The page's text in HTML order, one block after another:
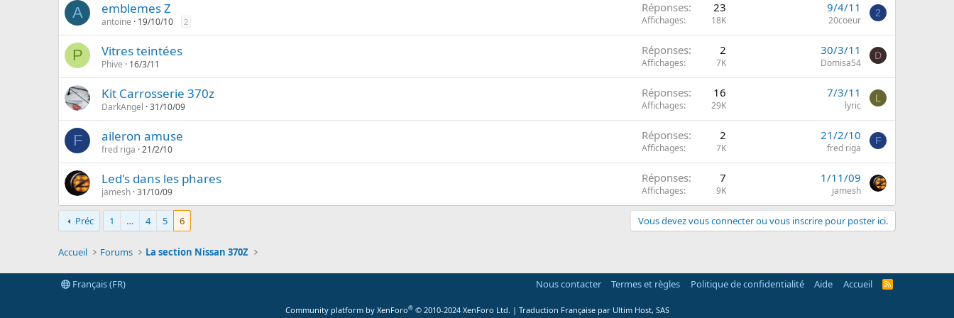
A emblemes Z
antoine 19/10/10 2
Réponses 23
Affichages 18K
9/4/11
20coeur
2
P Vitres teintées
Phive 16/3/11
Réponses 2
Affichages 7K
30/3/11
Domisa54
D
Kit Carrosserie 370z
DarkAngel 31/10/09
Réponses 16
Affichages 29K
7/3/11
lyric
L
F aileron amuse
fred riga 21/2/10
Réponses 2
Affichages 7K
21/2/10
fred riga
F
Led's dans les phares
jamesh 31/10/09
Réponses 7
Affichages 9K
1/11/09
jamesh
Préc 1 … 4 5 6 Vous devez vous connecter ou vous inscrire pour poster ici.
Accueil Forums La section Nissan 370Z
Français (FR) Nous contacter Termes et règles Politique de confidentialité Aide Accueil
R
Community platform by XenForo® © 2010-2024 XenForo Ltd. | Traduction Française par Ultim Host, SAS